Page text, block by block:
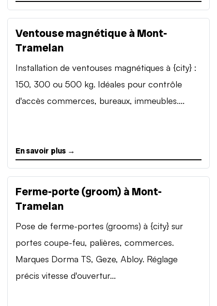
Ventouse magnétique à Mont-
Tramelan
Installation de ventouses magnétiques à {city} :
150, 300 ou 500 kg. Idéales pour contrôle
d'accès commerces, bureaux, immeubles....
En savoir plus →
Ferme-porte (groom) à Mont-
Tramelan
Pose de ferme-portes (grooms) à {city} sur
portes coupe-feu, palières, commerces.
Marques Dorma TS, Geze, Abloy. Réglage
précis vitesse d'ouvertur...